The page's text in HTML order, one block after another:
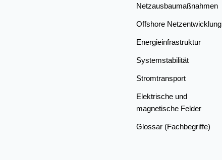
Netzausbaumaßnahmen
Offshore Netzentwicklung
Energieinfrastruktur
Systemstabilität
Stromtransport
Elektrische und
magnetische Felder
Glossar (Fachbegriffe)